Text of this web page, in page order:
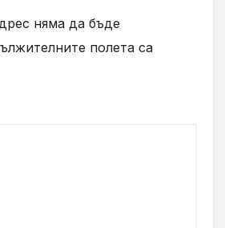
няма да бъде
полета са